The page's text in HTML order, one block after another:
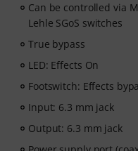
Can be controlled via
Lehle SGoS switches
True bypass
LED: Effects On
Footswitch: Effects
Input: 6.3 mm jack
Output: 6.3 mm jack